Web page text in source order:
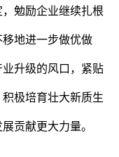
勉励企业继续扎根
地进一步做优做
升级的风口，紧贴
极培育壮大新质生
贡献更大力量。